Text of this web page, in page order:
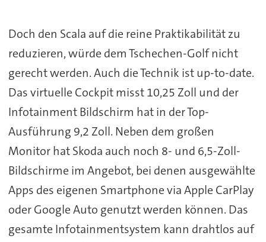
Doch den Scala auf die reine Praktikabilität zu
reduzieren, würde dem Tschechen-Golf nicht
gerecht werden. Auch die Technik ist up-to-date.
Das virtuelle Cockpit misst 10,25 Zoll und der
Infotainment Bildschirm hat in der Top-
Ausführung 9,2 Zoll. Neben dem großen
Monitor hat Skoda auch noch 8- und 6,5-Zoll-
Bildschirme im Angebot, bei denen ausgewählte
Apps des eigenen Smartphone via Apple CarPlay
oder Google Auto genutzt werden können. Das
gesamte Infotainmentsystem kann drahtlos auf